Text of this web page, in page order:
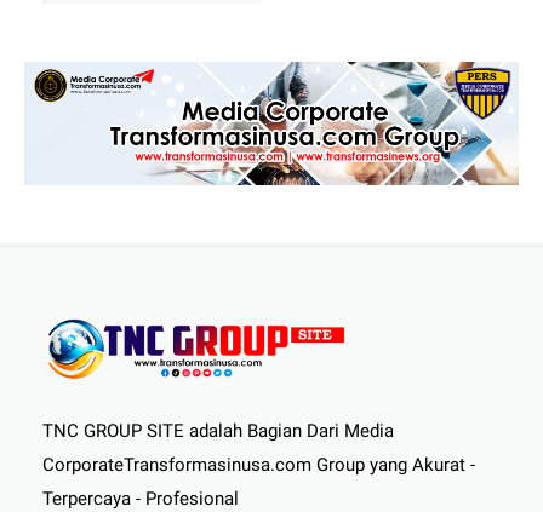
TNC GROUP SITE adalah Bagian Dari Media
CorporateTransformasinusa.com Group yang Akurat -
Terpercaya - Profesional